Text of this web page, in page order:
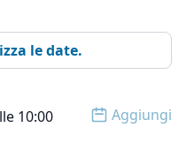
le date.
10:00 Open
Aggiungi